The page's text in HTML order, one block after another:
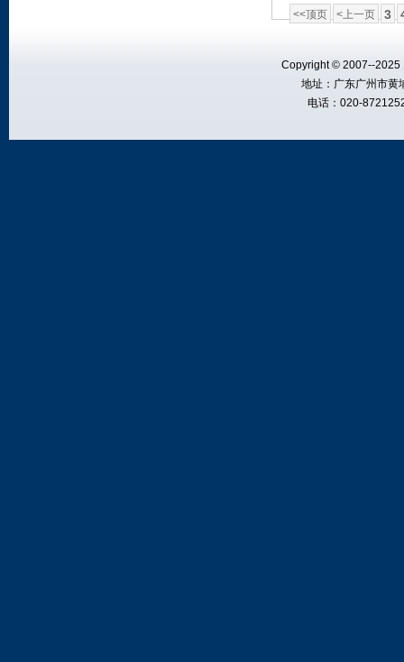
<<顶页 <上一页 3
Copyright © 2007--2025
地址：广东广州市黄
电话：020-